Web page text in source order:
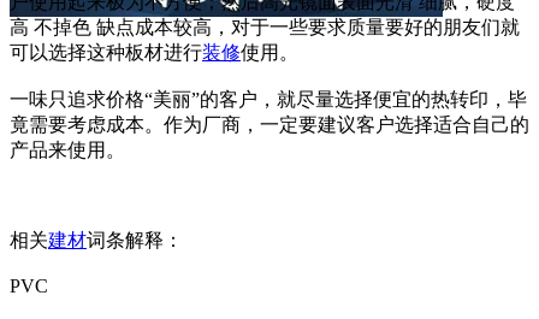
高 不掉色 缺点成本较高，对于一些要求质量要好的朋友们就
可以选择这种板材进行装修使用。
一味只追求价格“美丽”的客户，就尽量选择便宜的热转印，毕
竟需要考虑成本。作为厂商，一定要建议客户选择适合自己的
产品来使用。
相关建材词条解释：
PVC